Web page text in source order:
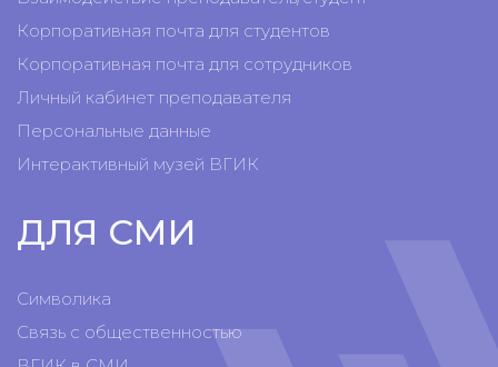
Корпоративная почта для студентов
Корпоративная почта для сотрудников
Личный кабинет преподавателя
Персональные данные
Интерактивный музей ВГИК
ДЛЯ СМИ
Символика
Связь с общественностью